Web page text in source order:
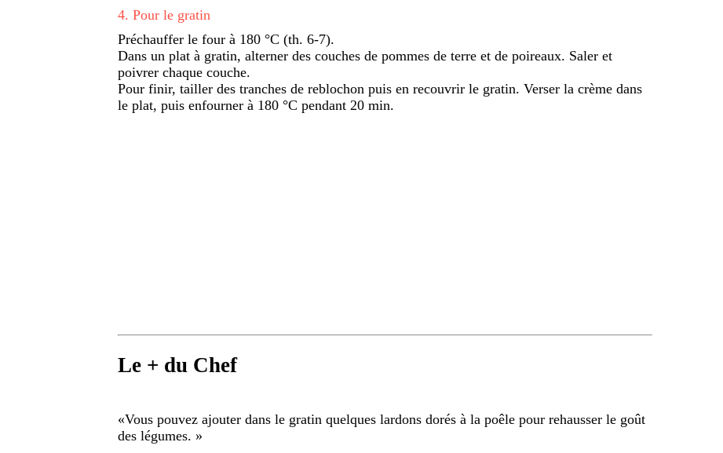
4. Pour le gratin
Préchauffer le four à 180 °C (th. 6-7).
Dans un plat à gratin, alterner des couches de pommes de terre et de poireaux. Saler et
poivrer chaque couche.
Pour finir, tailler des tranches de reblochon puis en recouvrir le gratin. Verser la crème dans
le plat, puis enfourner à 180 °C pendant 20 min.
Le + du Chef
«Vous pouvez ajouter dans le gratin quelques lardons dorés à la poêle pour rehausser le goût
des légumes. »